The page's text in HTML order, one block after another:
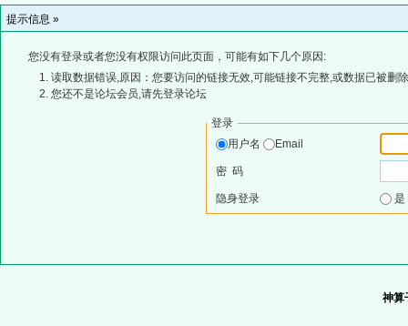
提示信息 »
您没有登录或者您没有权限访问此页面，可能有如下几个原因:
读取数据错误,原因：您要访问的链接无效,可能链接不完整,或数据已被删
您还不是论坛会员,请先登录论坛
登录
用户名
Email
密 码
隐身登录
神算